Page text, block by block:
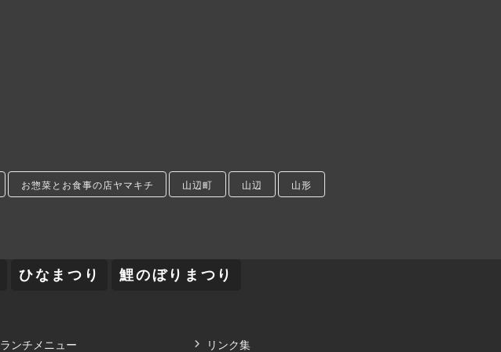
お惣菜とお食事の店ヤマキチ 山辺町 山辺 山形
ひなまつり 鯉のぼりまつり
ランチメニュー リンク集